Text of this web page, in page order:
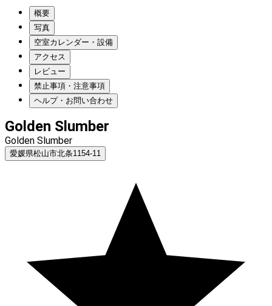
概要
写真
空室カレンダー・設備
アクセス
レビュー
禁止事項・注意事項
ヘルプ・お問い合わせ
Golden Slumber
Golden Slumber
愛媛県松山市北条1154-11